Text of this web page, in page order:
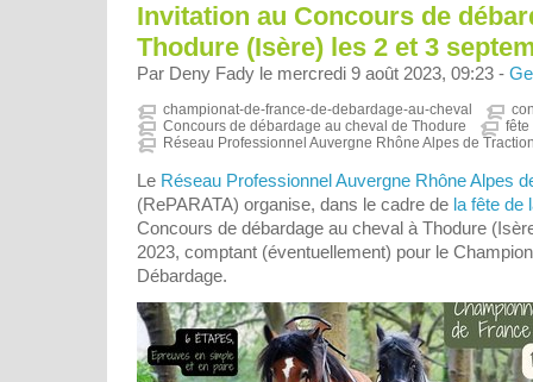
Invitation au Concours de
Thodure (Isère) les 2 et 3
Par Deny Fady le mercredi 9 août 2023, 09:23 -
championat-de-france-de-debardage-au-cheval
Concours de débardage au cheval de Thodure
fête
Réseau Professionnel Auvergne Rhône Alpes de
Le Réseau Professionnel Auvergne Rhône Alpes
(RePARATA) organise, dans le cadre de la fête de
Concours de débardage au cheval à Thodure
2023, comptant (éventuellement) pour le
Débardage.